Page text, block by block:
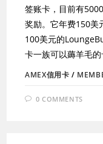
签账卡，目前有
奖励。它年费150美
100美元的
卡一族可以薅羊毛的
AMEX信用卡 /
0 COMMENTS